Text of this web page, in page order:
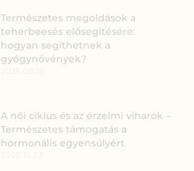
Természetes megoldások a
teherbeesés elősegítésére:
hogyan segíthetnek a
gyógynövények?
A női ciklus és az érzelmi viharok –
Természetes támogatás a
hormonális egyensúlyért